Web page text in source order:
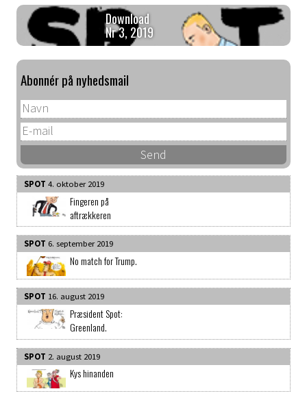
Download
Nr 3, 2019
Abonnér på nyhedsmail
SPOT 4. oktober 2019
Fingeren på
aftrækkeren
SPOT 6. september 2019
No match for Trump.
SPOT 16. august 2019
Præsident Spot:
Greenland.
SPOT 2. august 2019
Kys hinanden